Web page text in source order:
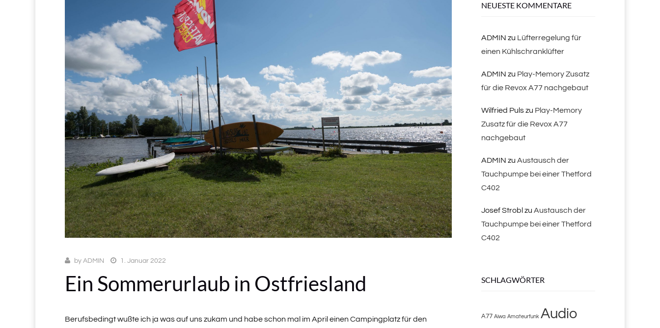
by ADMIN 1. Januar 2022
Ein Sommerurlaub in Ostfriesland
Berufsbedingt wußte ich ja was auf uns zukam und habe schon mal im April einen Campingplatz für den
NEUESTE KOMMENTARE
ADMIN zu Lüfterregelung für
einen Kühlschranklüfter
ADMIN zu Play-Memory Zusatz
für die Revox A77 nachgebaut
Wilfried Pulszu Play-Memory
Zusatz für die Revox A77
nachgebaut
ADMIN zu Austausch der
Tauchpumpe bei einer Thetford
C402
Josef Strobl zu Austausch der
Tauchpumpe bei einer Thetford
C402
SCHLAGWÖRTER
A77 Aiwa Amateurfunk Audio